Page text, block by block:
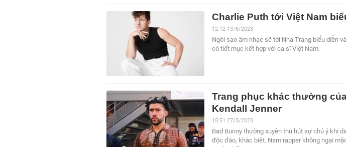
Charlie Puth tới Việt Nam
12:12 13/6/2023
Ngôi sao âm nhạc sẽ tới Nha Trang biểu diễn
có tiết mục kết hợp với ca sĩ Việt Nam.
Trang phục khác thường
Kendall Jenner
15:51 27/5/2023
Bad Bunny thường xuyên thu hút sự chú ý khi
độc đáo, khác biệt. Nam rapper không ngại